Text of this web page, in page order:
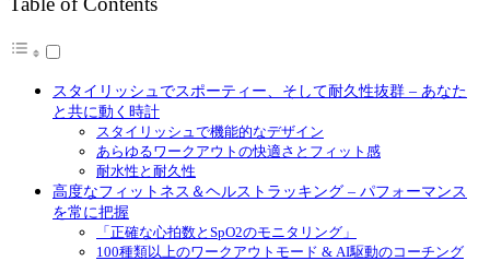
スタイリッシュでスポーティー、そして耐久性抜群 – あなた
と共に動く時計
スタイリッシュで機能的なデザイン
あらゆるワークアウトの快適さとフィット感
耐水性と耐久性
高度なフィットネス＆ヘルストラッキング – パフォーマンス
を常に把握
「正確な心拍数とSpO2のモニタリング」
100種類以上のワークアウトモード & AI駆動のコーチング